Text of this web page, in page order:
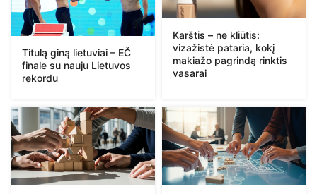
Titulą giną lietuviai – EČ
finale su nauju Lietuvos
rekordu
Karštis – ne kliūtis:
vizažistė pataria, kokį
makiažo pagrindą rinktis
vasarai